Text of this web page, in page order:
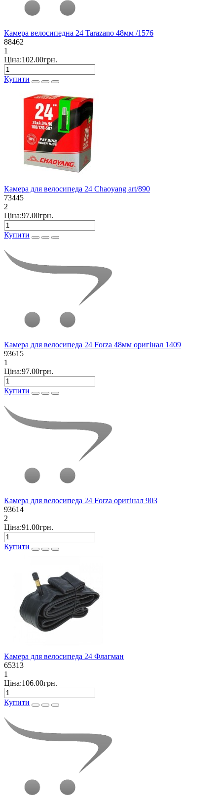
Камера велосипедна 24 Tarazano 48мм /1576
88462
1
Ціна:102.00грн.
Купити
Камера для велосипеда 24 Chaoyang art/890
73445
2
Ціна:97.00грн.
Купити
Камера для велосипеда 24 Forza 48мм оригінал 1409
93615
1
Ціна:97.00грн.
Купити
Камера для велосипеда 24 Forza оригінал 903
93614
2
Ціна:91.00грн.
Купити
Камера для велосипеда 24 Флагман
65313
1
Ціна:106.00грн.
Купити